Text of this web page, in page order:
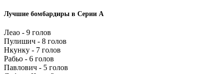
Лучшие бомбардиры в Серии А
Леао - 9 голов
Пулишич - 8 голов
Нкунку - 7 голов
Рабьо - 6 голов
Павлович - 5 голов